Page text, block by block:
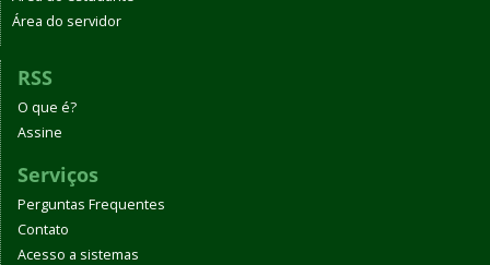
Área do servidor
RSS
O que é?
Assine
Serviços
Perguntas Frequentes
Contato
Acesso a sistemas